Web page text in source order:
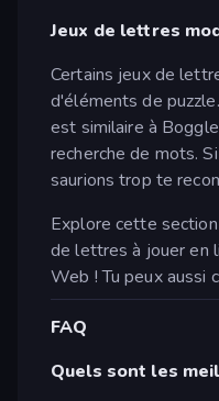
Jeux de lettres
Certains jeux de
d'éléments de puzzle.
est similaire à
recherche de mots.
saurions trop te
Explore cette
de lettres à jouer en
Web ! Tu peux aussi
FAQ
Quels sont les